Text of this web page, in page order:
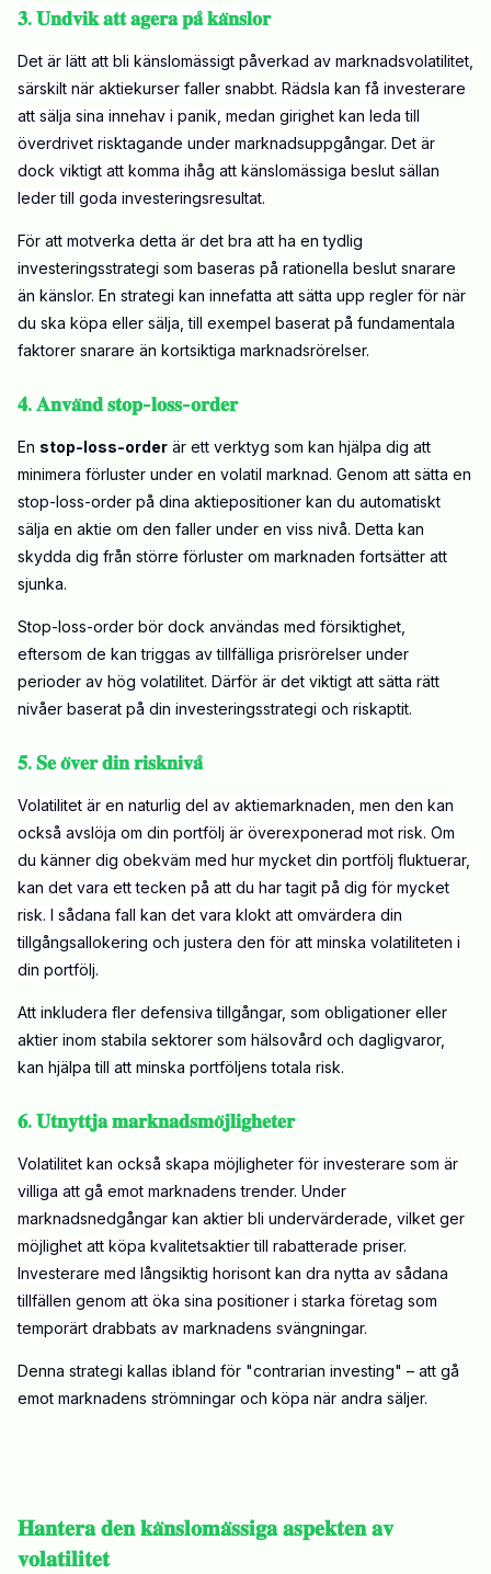
𝟑. 𝐔𝐧𝐝𝐯𝐢𝐤 𝐚𝐭𝐭 𝐚𝐠𝐞𝐫𝐚 𝐩𝐚̊ 𝐤𝐚̈𝐧𝐬𝐥𝐨𝐫
Det är lätt att bli känslomässigt påverkad av marknadsvolatilitet,
särskilt när aktiekurser faller snabbt. Rädsla kan få investerare
att sälja sina innehav i panik, medan girighet kan leda till
överdrivet risktagande under marknadsuppgångar. Det är
dock viktigt att komma ihåg att känslomässiga beslut sällan
leder till goda investeringsresultat.
För att motverka detta är det bra att ha en tydlig
investeringsstrategi som baseras på rationella beslut snarare
än känslor. En strategi kan innefatta att sätta upp regler för när
du ska köpa eller sälja, till exempel baserat på fundamentala
faktorer snarare än kortsiktiga marknadsrörelser.
𝟒. 𝐀𝐧𝐯𝐚̈𝐧𝐝 𝐬𝐭𝐨𝐩-𝐥𝐨𝐬𝐬-𝐨𝐫𝐝𝐞𝐫
En stop-loss-order är ett verktyg som kan hjälpa dig att
minimera förluster under en volatil marknad. Genom att sätta en
stop-loss-order på dina aktiepositioner kan du automatiskt
sälja en aktie om den faller under en viss nivå. Detta kan
skydda dig från större förluster om marknaden fortsätter att
sjunka.
Stop-loss-order bör dock användas med försiktighet,
eftersom de kan triggas av tillfälliga prisrörelser under
perioder av hög volatilitet. Därför är det viktigt att sätta rätt
nivåer baserat på din investeringsstrategi och riskaptit.
𝟓. 𝐒𝐞 𝐨̈𝐯𝐞𝐫 𝐝𝐢𝐧 𝐫𝐢𝐬𝐤𝐧𝐢𝐯𝐚̊
Volatilitet är en naturlig del av aktiemarknaden, men den kan
också avslöja om din portfölj är överexponerad mot risk. Om
du känner dig obekväm med hur mycket din portfölj fluktuerar,
kan det vara ett tecken på att du har tagit på dig för mycket
risk. I sådana fall kan det vara klokt att omvärdera din
tillgångsallokering och justera den för att minska volatiliteten i
din portfölj.
Att inkludera fler defensiva tillgångar, som obligationer eller
aktier inom stabila sektorer som hälsovård och dagligvaror,
kan hjälpa till att minska portföljens totala risk.
𝟔. 𝐔𝐭𝐧𝐲𝐭𝐭𝐣𝐚 𝐦𝐚𝐫𝐤𝐧𝐚𝐝𝐬𝐦𝐨̈𝐣𝐥𝐢𝐠𝐡𝐞𝐭𝐞𝐫
Volatilitet kan också skapa möjligheter för investerare som är
villiga att gå emot marknadens trender. Under
marknadsnedgångar kan aktier bli undervärderade, vilket ger
möjlighet att köpa kvalitetsaktier till rabatterade priser.
Investerare med långsiktig horisont kan dra nytta av sådana
tillfällen genom att öka sina positioner i starka företag som
temporärt drabbats av marknadens svängningar.
Denna strategi kallas ibland för "contrarian investing" – att gå
emot marknadens strömningar och köpa när andra säljer.
𝐇𝐚𝐧𝐭𝐞𝐫𝐚 𝐝𝐞𝐧 𝐤𝐚̈𝐧𝐬𝐥𝐨𝐦𝐚̈𝐬𝐬𝐢𝐠𝐚 𝐚𝐬𝐩𝐞𝐤𝐭𝐞𝐧 𝐚𝐯
𝐯𝐨𝐥𝐚𝐭𝐢𝐥𝐢𝐭𝐞𝐭